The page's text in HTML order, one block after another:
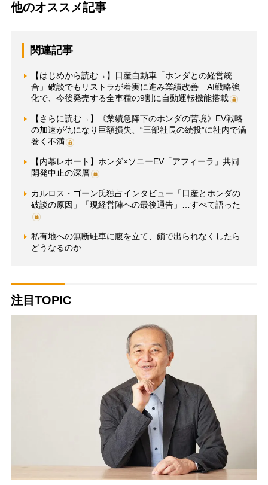
他のオススメ記事
関連記事
【はじめから読む→】日産自動車「ホンダとの経営統
合」破談でもリストラが着実に進み業績改善 AI戦略強
化で、今後発売する全車種の9割に自動運転機能搭載
【さらに読む→】《業績急降下のホンダの苦境》EV戦略
の加速が仇になり巨額損失、“三部社長の続投”に社内で渦
巻く不満
【内幕レポート】ホンダ×ソニーEV「アフィーラ」共同
開発中止の深層
カルロス・ゴーン氏独占インタビュー「日産とホンダの
破談の原因」「現経営陣への最後通告」…すべて語った
私有地への無断駐車に腹を立て、鎖で出られなくしたら
どうなるのか
注目TOPIC